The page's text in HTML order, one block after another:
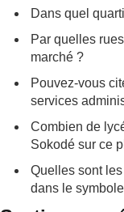
Dans quel
Par quelles
marché ?
Pouvez-vous
services
Combien de
Sokodé sur ce
Quelles sont
dans le